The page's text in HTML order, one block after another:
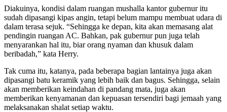
Diakuinya, kondisi dalam ruangan mushalla kantor gubernur itu
sudah dipasangi kipas angin, tetapi belum mampu membuat udara di
dalam terasa sejuk. “Sehingga ke depan, kita akan memasang alat
pendingin ruangan AC. Bahkan, pak gubernur pun juga telah
menyarankan hal itu, biar orang nyaman dan khusuk dalam
beribadah,” kata Herry.
Tak cuma itu, katanya, pada beberapa bagian lantainya juga akan
dipasangi batu keramik yang lebih baik dan bagus. Sehingga, selain
akan memberikan keindahan di pandang mata, juga akan
memberikan kenyamanan dan kepuasan tersendiri bagi jemaah yang
melaksanakan shalat setiap waktu.